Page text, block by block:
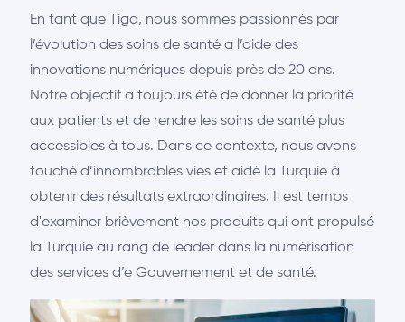
En tant que Tiga, nous sommes passionnés par
l’évolution des soins de santé a l’aide des
innovations numériques depuis près de 20 ans.
Notre objectif a toujours été de donner la priorité
aux patients et de rendre les soins de santé plus
accessibles à tous. Dans ce contexte, nous avons
touché d’innombrables vies et aidé la Turquie à
obtenir des résultats extraordinaires. Il est temps
d'examiner brièvement nos produits qui ont propulsé
la Turquie au rang de leader dans la numérisation
des services d’e Gouvernement et de santé.